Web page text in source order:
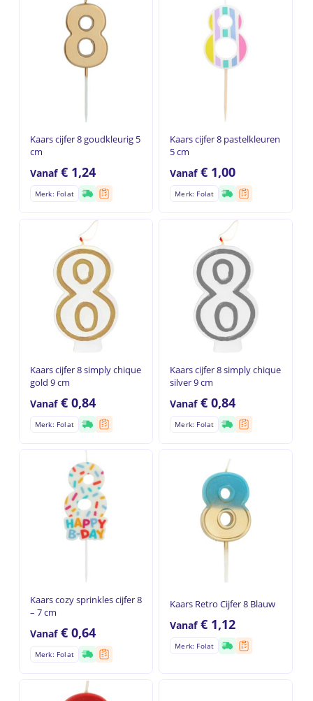
Kaars cijfer 8 goudkleurig 5
cm
Vanaf€ 1,24
Merk: Folat
Kaars cijfer 8 pastelkleuren
5 cm
Vanaf€ 1,00
Merk: Folat
Kaars cijfer 8 simply chique
gold 9 cm
Vanaf€ 0,84
Merk: Folat
Kaars cijfer 8 simply chique
silver 9 cm
Vanaf€0,84
Merk: Folat
Kaars cozy sprinkles cijfer 8
– 7 cm
Vanaf€ 0,64
Merk: Folat
Kaars Retro Cijfer 8 Blauw
Vanaf€ 1,12
Merk: Folat